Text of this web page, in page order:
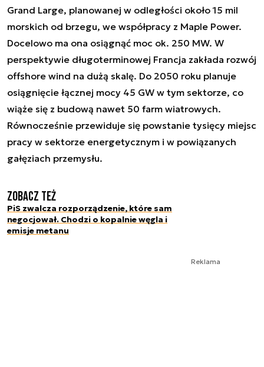
Grand Large, planowanej w odległości około 15 mil
morskich od brzegu, we współpracy z Maple Power.
Docelowo ma ona osiągnąć moc ok. 250 MW. W
perspektywie długoterminowej Francja zakłada rozwój
offshore wind na dużą skalę. Do 2050 roku planuje
osiągnięcie łącznej mocy 45 GW w tym sektorze, co
wiąże się z budową nawet 50 farm wiatrowych.
Równocześnie przewiduje się powstanie tysięcy miejsc
pracy w sektorze energetycznym i w powiązanych
gałęziach przemysłu.
Zobacz też
PiS zwalcza rozporządzenie, które sam
negocjował. Chodzi o kopalnie węgla i
emisje metanu
Reklama